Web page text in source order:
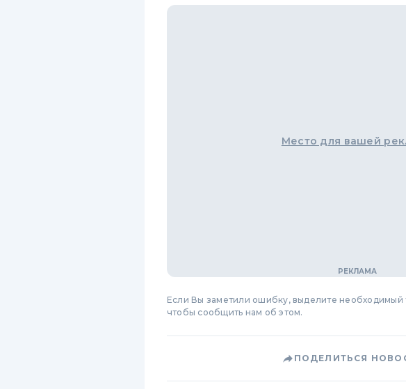
Место для вашей
Если Вы заметили ошибку, выделите необходимый
чтобы сообщить нам об этом.
ПОДЕЛИТЬСЯ